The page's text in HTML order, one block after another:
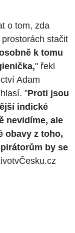
o tom, zda
stačit
k tomu
" řekl
Adam
"Proti jsou
indické
nevidíme, ale
obavy z toho,
by se